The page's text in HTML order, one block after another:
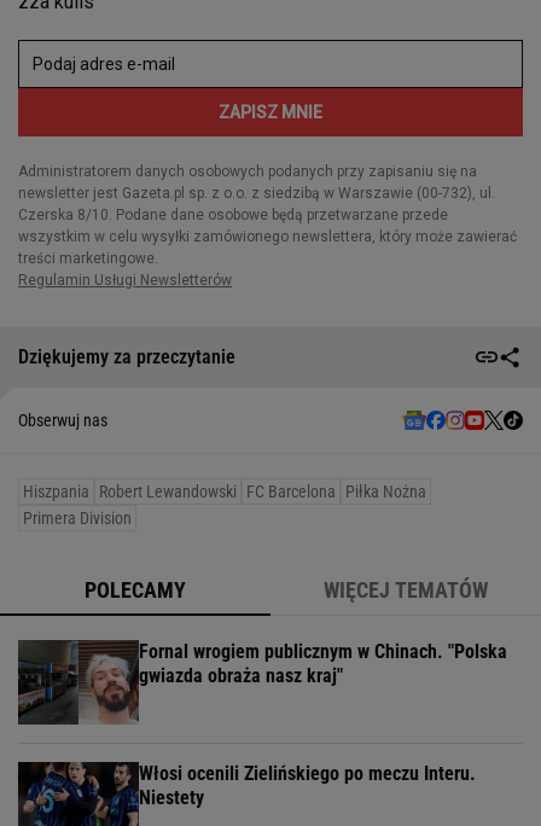
Dziękujemy za przeczytanie
Obserwuj nas
Hiszpania Robert Lewandowski FC Barcelona
Piłka Nożna
Primera Division
POLECAMY WIĘCEJ TEMATÓW
Fornal wrogiem publicznym w Chinach. "Polska
gwiazda obraża nasz kraj"
Włosi ocenili Zielińskiego po meczu Interu.
Niestety